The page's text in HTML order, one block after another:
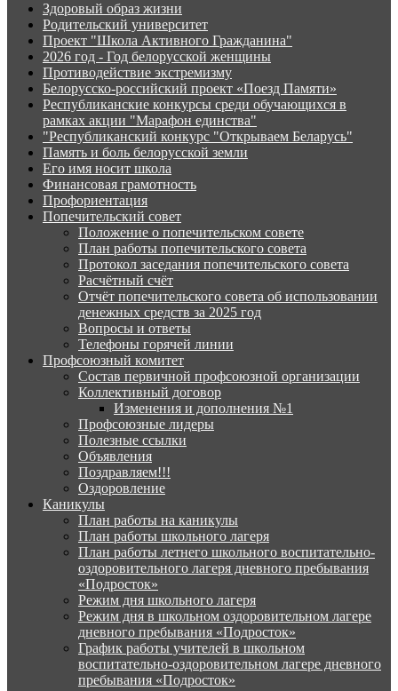
Здоровый образ жизни
Родительский университет
Проект "Школа Активного Гражданина"
2026 год - Год белорусской женщины
Противодействие экстремизму
Белорусско-российский проект «Поезд Памяти»
Республиканские конкурсы среди обучающихся в
рамках акции "Марафон единства"
"Республиканский конкурс "Открываем Беларусь"
Память и боль белорусской земли
Его имя носит школа
Финансовая грамотность
Профориентация
Попечительский совет
Положение о попечительском совете
План работы попечительского совета
Протокол заседания попечительского совета
Расчётный счёт
Отчёт попечительского совета об использовании
денежных средств за 2025 год
Вопросы и ответы
Телефоны горячей линии
Профсоюзный комитет
Состав первичной профсоюзной организации
Коллективный договор
Изменения и дополнения №1
Профсоюзные лидеры
Полезные ссылки
Объявления
Поздравляем!!!
Оздоровление
Каникулы
План работы на каникулы
План работы школьного лагеря
План работы летнего школьного воспитательно-
оздоровительного лагеря дневного пребывания
«Подросток»
Режим дня школьного лагеря
Режим дня в школьном оздоровительном лагере
дневного пребывания «Подросток»
График работы учителей в школьном
воспитательно-оздоровительном лагере дневного
пребывания «Подросток»